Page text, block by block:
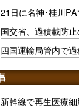
21日に名神･桂川
国交省、過積載防
四国運輸局管内で
新幹線で再生医療